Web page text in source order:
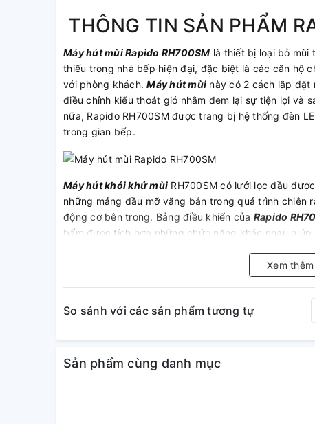
THÔNG TIN SẢN PHẨM
Máy hút mùi Rapido RH700SM là thiết bị loại bỏ mùi
thiếu trong nhà bếp hiện đại, đặc biệt là các căn hộ
với phòng khách.Máy hút mùi này có 2 cách lắp đặt
điều chỉnh kiểu thoát gió nhằm đem lại sự tiện lợi và
nữa, Rapido RH700SM được trang bị hệ thống đèn
trong gian bếp.
Máy hút khói khử mùi RH700SM có lưới lọc dầu
những mảng dầu mỡ văng bắn trong quá trình chiên
động cơ bên trong. Bảng điều khiển của Rapido
bấm được tích hợp những chức năng khác nhau
Máy hút mùi gắn tường RapidoRH700SM có 3 chế
mùi thực phẩm được cuốn trôi một cánh nhanh
cấp sơn tĩnh điện, sáng bóng, chống gỉ, dễ dàng lau
Xem thêm
So sánh với các sản phẩm tương tự
Sản phẩm cùng danh mục